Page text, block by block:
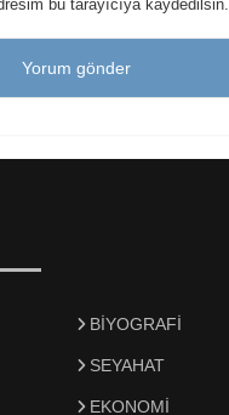
bu tarayıcıya kaydedilsin.
BİYOGRAFİ
SEYAHAT
EKONOMİ